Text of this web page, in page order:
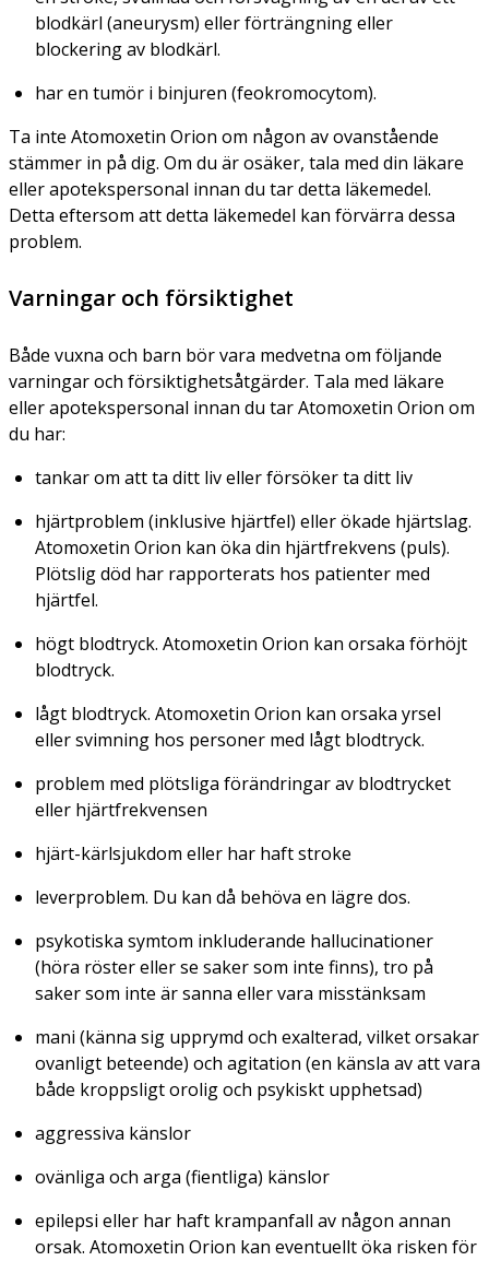
blodkärl (aneurysm) eller förträngning eller
blockering av blodkärl.
har en tumör i binjuren (feokromocytom).
Ta inte Atomoxetin Orion om någon av ovanstående
stämmer in på dig. Om du är osäker, tala med din läkare
eller apotekspersonal innan du tar detta läkemedel.
Detta eftersom att detta läkemedel kan förvärra dessa
problem.
Varningar och försiktighet
Både vuxna och barn bör vara medvetna om följande
varningar och försiktighetsåtgärder. Tala med läkare
eller apotekspersonal innan du tar Atomoxetin Orion om
du har:
tankar om att ta ditt liv eller försöker ta ditt liv
hjärtproblem (inklusive hjärtfel) eller ökade hjärtslag.
Atomoxetin Orion kan öka din hjärtfrekvens (puls).
Plötslig död har rapporterats hos patienter med
hjärtfel.
högt blodtryck. Atomoxetin Orion kan orsaka förhöjt
blodtryck.
lågt blodtryck. Atomoxetin Orion kan orsaka yrsel
eller svimning hos personer med lågt blodtryck.
problem med plötsliga förändringar av blodtrycket
eller hjärtfrekvensen
hjärt-kärlsjukdom eller har haft stroke
leverproblem. Du kan då behöva en lägre dos.
psykotiska symtom inkluderande hallucinationer
(höra röster eller se saker som inte finns), tro på
saker som inte är sanna eller vara misstänksam
mani (känna sig upprymd och exalterad, vilket orsakar
ovanligt beteende) och agitation (en känsla av att vara
både kroppsligt orolig och psykiskt upphetsad)
aggressiva känslor
ovänliga och arga (fientliga) känslor
epilepsi eller har haft krampanfall av någon annan
orsak. Atomoxetin Orion kan eventuellt öka risken för